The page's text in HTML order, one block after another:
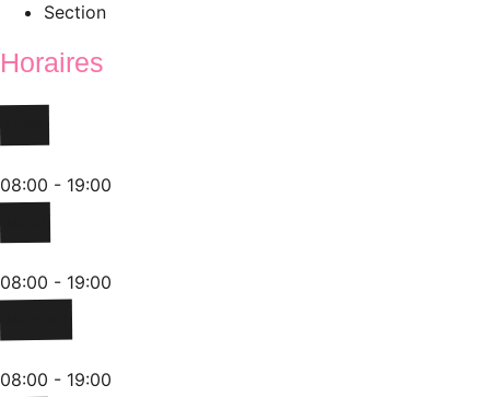
Section
Horaires
08:00 - 19:00
08:00 - 19:00
08:00 - 19:00